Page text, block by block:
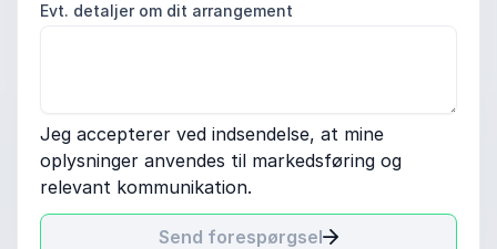
Evt. detaljer om dit arrangement
Jeg accepterer ved indsendelse, at mine
oplysninger anvendes til markedsføring og
relevant kommunikation.
Send forespørgsel